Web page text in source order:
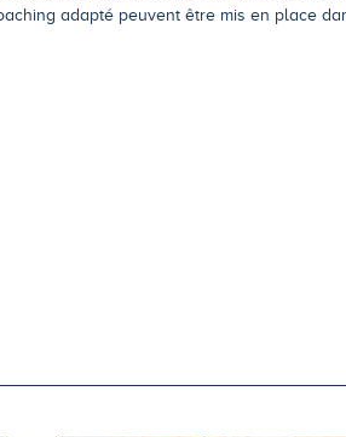
adapté peuvent être mis en place